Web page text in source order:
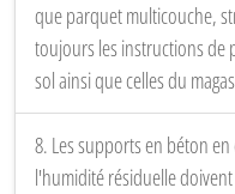
que parquet multicouche,
toujours les instructions de
sol ainsi que celles du
8. Les supports en béton
l'humidité résiduelle